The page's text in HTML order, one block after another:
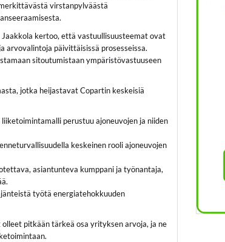
virstanpylväästä
kertoo, että vastuullisuusteemat ovat
arvovalintoja päivittäisissä prosesseissa.
sitoutumistaan ympäristövastuuseen
jotka heijastavat Copartin keskeisiä
perustuu ajoneuvojen ja niiden
keskeinen rooli ajoneuvojen
asiantunteva kumppani ja työnantaja,
työtä energiatehokkuuden
pitkään tärkeä osa yrityksen arvoja, ja ne